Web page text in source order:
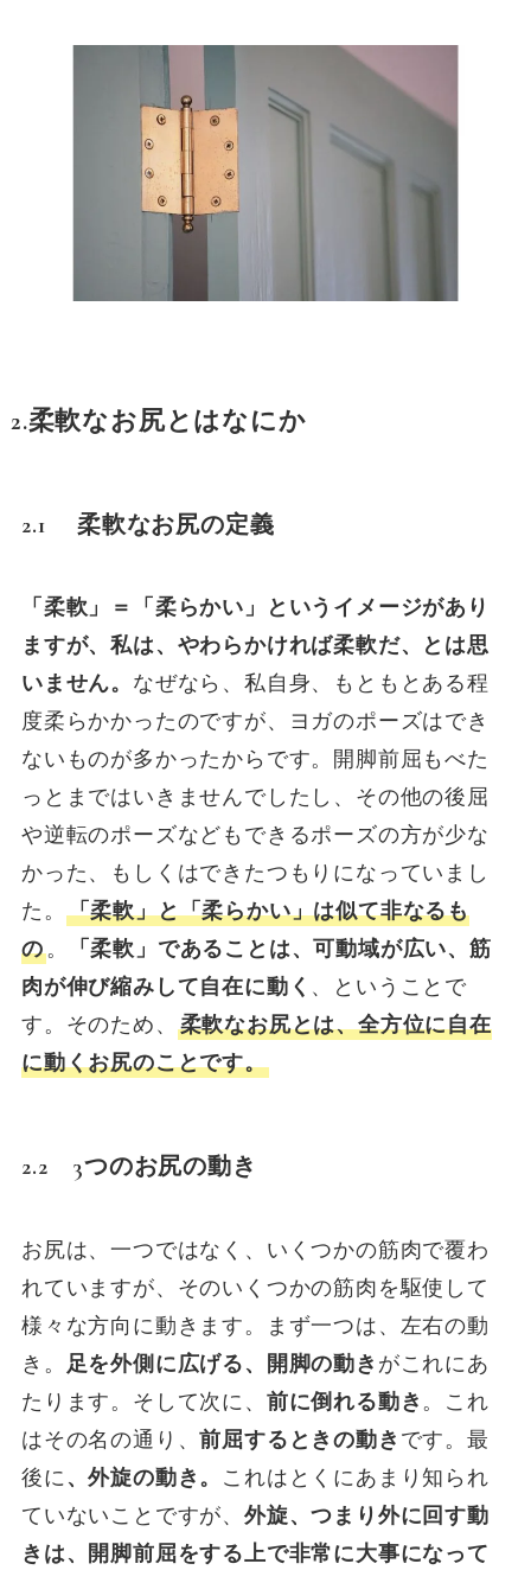
2.柔軟なお尻とはなにか
2.1 柔軟なお尻の定義
「柔軟」＝「柔らかい」というイメージがあり
ますが、私は、やわらかければ柔軟だ、とは思
いません。 なぜなら、私自身、もともとある程
度柔らかかったのですが、ヨガのポーズはでき
ないものが多かったからです。開脚前屈もべた
っとまではいきませんでしたし、その他の後屈
や逆転のポーズなどもできるポーズの方が少な
かった、もしくはできたつもりになっていまし
た。 「柔軟」と「柔らかい」は似て非なるも
の。
「柔軟」であることは、可動域が広い、筋
肉が伸び縮みして自在に動く 、ということで
す。そのため、 柔軟なお尻とは、全方位に自在
に動くお尻のことです。
2.2 3つのお尻の動き
お尻は、一つではなく、いくつかの筋肉で覆わ
れていますが、そのいくつかの筋肉を駆使して
様々な方向に動きます。まず一つは、左右の動
き。 足を外側に広げる、開脚の動き がこれにあ
たります。そして次に、 前に倒れる動き。これ
はその名の通り、前屈するときの動き です。最
後に、外旋の動き。 これはとくにあまり知られ
ていないことですが、 外旋、つまり外に回す動
きは、開脚前屈をする上で非常に大事になって